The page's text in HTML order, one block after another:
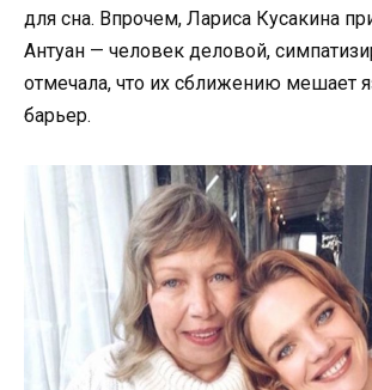
для сна. Впрочем, Лариса Кусакина
Антуан — человек деловой,
отмечала, что их сближению мешает
барьер.